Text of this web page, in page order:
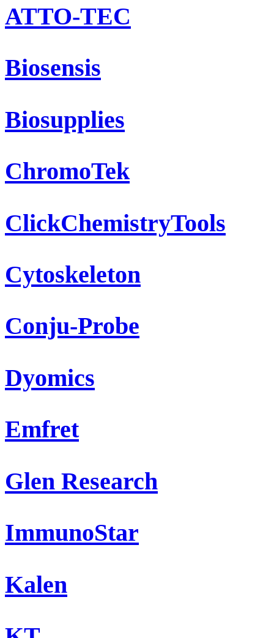
ATTO-TEC
Biosensis
Biosupplies
ChromoTek
ClickChemistryTools
Cytoskeleton
Conju-Probe
Dyomics
Emfret
Glen Research
ImmunoStar
Kalen